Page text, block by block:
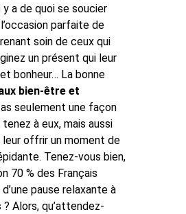
y a de quoi se soucier
l’occasion parfaite de
soin de ceux qui
un présent qui leur
bonheur… La bonne
bien-être et
seulement une façon
à eux, mais aussi
leur offrir un moment de
Tenez-vous bien,
70 % des Français
pause relaxante à
Alors, qu’attendez-